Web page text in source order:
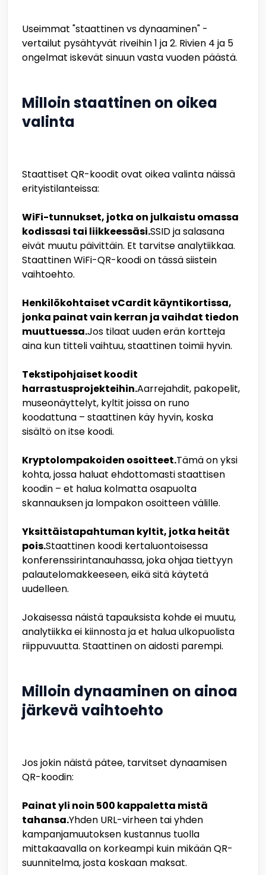
Useimmat "staattinen vs dynaaminen" -
vertailut pysähtyvät riveihin 1 ja 2. Rivien 4 ja 5
ongelmat iskevät sinuun vasta vuoden päästä.
Milloin staattinen on oikea
valinta
Staattiset QR-koodit ovat oikea valinta näissä
erityistilanteissa:
WiFi-tunnukset, jotka on julkaistu omassa
kodissasi tai liikkeessäsi.SSID ja salasana
eivät muutu päivittäin. Et tarvitse analytiikkaa.
Staattinen WiFi-QR-koodi on tässä siistein
vaihtoehto.
Henkilökohtaiset vCardit käyntikortissa,
jonka painat vain kerran ja vaihdat tiedon
muuttuessa.Jos tilaat uuden erän kortteja
aina kun titteli vaihtuu, staattinen toimii hyvin.
Tekstipohjaiset koodit
harrastusprojekteihin.Aarrejahdit, pakopelit,
museonäyttelyt, kyltit joissa on runo
koodattuna – staattinen käy hyvin, koska
sisältö on itse koodi.
Kryptolompakoiden osoitteet.Tämä on yksi
kohta, jossa haluat ehdottomasti staattisen
koodin – et halua kolmatta osapuolta
skannauksen ja lompakon osoitteen välille.
Yksittäistapahtuman kyltit, jotka heität
pois.Staattinen koodi kertaluontoisessa
konferenssirintanauhassa, joka ohjaa tiettyyn
palautelomakkeeseen, eikä sitä käytetä
uudelleen.
Jokaisessa näistä tapauksista kohde ei muutu,
analytiikka ei kiinnosta ja et halua ulkopuolista
riippuvuutta. Staattinen on aidosti parempi.
Milloin dynaaminen on ainoa
järkevä vaihtoehto
Jos jokin näistä pätee, tarvitset dynaamisen
QR-koodin:
Painat yli noin 500 kappaletta mistä
tahansa.Yhden URL-virheen tai yhden
kampanjamuutoksen kustannus tuolla
mittakaavalla on korkeampi kuin mikään QR-
suunnitelma, josta koskaan maksat.